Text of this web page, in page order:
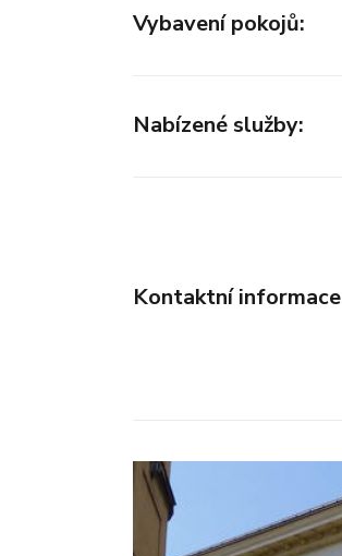
Vybavení pokojů:
Nabízené služby:
Kontaktní informace